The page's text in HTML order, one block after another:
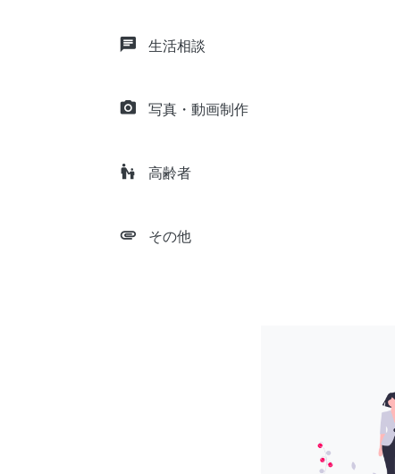
chat 生活相談
camera_alt 写真・動画制作
escalator_warning 高齢者
attachment その他